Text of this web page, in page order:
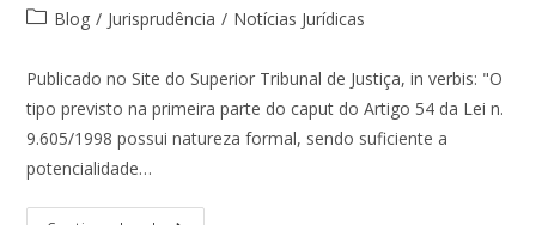
Blog / Jurisprudência / Notícias Jurídicas
Publicado no Site do Superior Tribunal de Justiça, in verbis: "O
tipo previsto na primeira parte do caput do Artigo 54 da Lei n.
9.605/1998 possui natureza formal, sendo suficiente a
potencialidade…